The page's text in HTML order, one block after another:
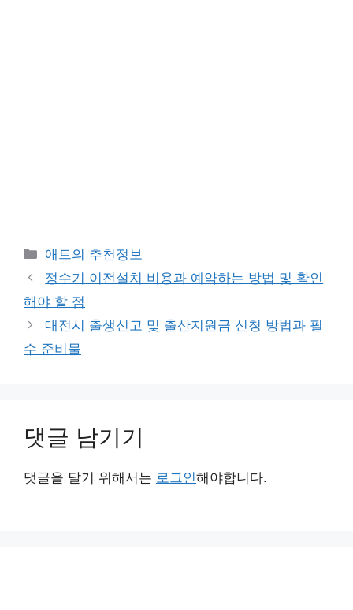
카
테
고
리
애트의 추천정보
정수기 이전설치 비용과 예약하는 방법 및 확인
해야 할 점
대전시 출생신고 및 출산지원금 신청 방법과 필
수 준비물
댓글 남기기
댓글을 달기 위해서는 로그인해야합니다.